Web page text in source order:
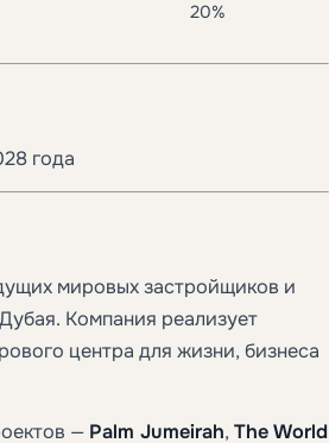
20%
года
мировых застройщиков и
Компания реализует
центра для жизни, бизнеса
— Palm Jumeirah, The World